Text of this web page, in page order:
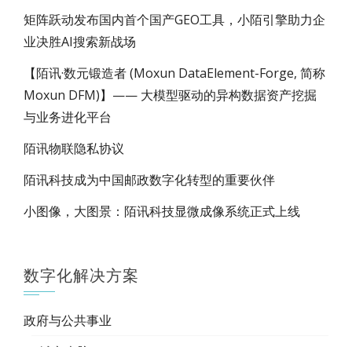
矩阵跃动发布国内首个国产GEO工具，小陌引擎助力企
业决胜AI搜索新战场
【陌讯·数元锻造者 (Moxun DataElement-Forge, 简称
Moxun DFM)】—— 大模型驱动的异构数据资产挖掘
与业务进化平台
陌讯物联隐私协议
陌讯科技成为中国邮政数字化转型的重要伙伴
小图像，大图景：陌讯科技显微成像系统正式上线
数字化解决方案
政府与公共事业